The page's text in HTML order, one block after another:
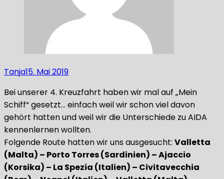
Tanja15. Mai 2019
Bei unserer 4. Kreuzfahrt haben wir mal auf „Mein
Schiff“ gesetzt… einfach weil wir schon viel davon
gehört hatten und weil wir die Unterschiede zu AIDA
kennenlernen wollten.
Folgende Route hatten wir uns ausgesucht: Valletta
(Malta) – Porto Torres (Sardinien) – Ajaccio
(Korsika) – La Spezia (Italien) – Civitavecchia